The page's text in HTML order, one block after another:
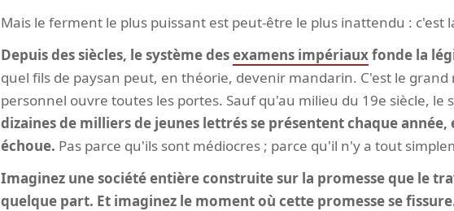
Mais le ferment le plus puissant est peut-être le plus inattendu : c'est
Depuis des siècles, le système desexamens impériauxfonde la
quel fils de paysan peut, en théorie, devenir mandarin. C'est le grand
personnel ouvre toutes les portes. Sauf qu'au milieu du 19e siècle, le
dizaines de milliers de jeunes lettrés se présentent chaque
échoue. Pas parce qu'ils sont médiocres ; parce qu'il n'y a tout
Imaginez une société entière construite sur la promesse que le
quelque part. Et imaginez le moment où cette promesse se